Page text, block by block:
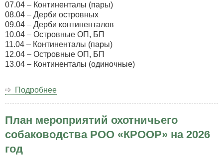
07.04 – Континенталы (пары)
08.04 – Дерби островных
09.04 – Дерби континенталов
10.04 – Островные ОП, БП
11.04 – Континенталы (пары)
12.04 – Островные ОП, БП
13.04 – Континенталы (одиночные)
Подробнее
серии
трайлов
План мероприятий охотничьего
собаководства РОО «КРООР» на 2026
год